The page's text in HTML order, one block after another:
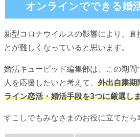
オンラインでできる婚
新型コロナウイルスの影響により、直
とが難しくなっていると思います。
婚活キューピッド編集部は、この期間
人を応援したいと考えて、 外出自粛期
ライン恋活・婚活手段を3つに厳選し
すこしでもみなさまのお役に立てたら